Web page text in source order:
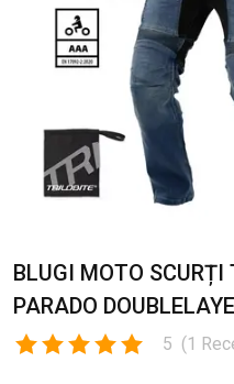
BLUGI MOTO
PARADO
5 (1